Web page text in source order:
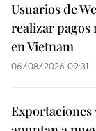
Usuarios de
realizar pagos
en Vietnam
06/08/2026 09:31